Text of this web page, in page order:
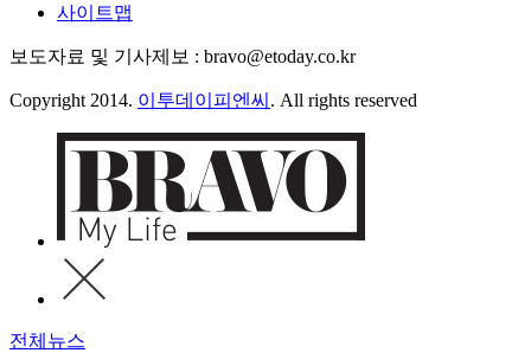
사이트맵
보도자료 및 기사제보 : bravo@etoday.co.kr
Copyright 2014. 이투데이피엔씨 . All rights reserved
전체뉴스